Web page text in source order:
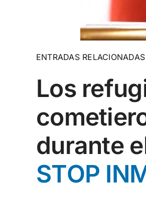
ENTRADAS RELACIONADAS
Los
durante
STOP